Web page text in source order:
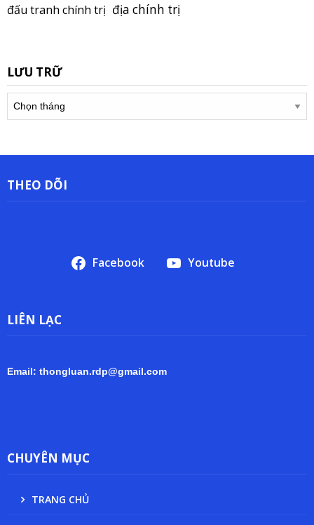
đấu tranh chính trị địa chính trị
LƯU TRỮ
trữ
THEO DÕI
Facebook Youtube
LIÊN LẠC
Email: thongluan.rdp@gmail.com
CHUYÊN MỤC
TRANG CHỦ